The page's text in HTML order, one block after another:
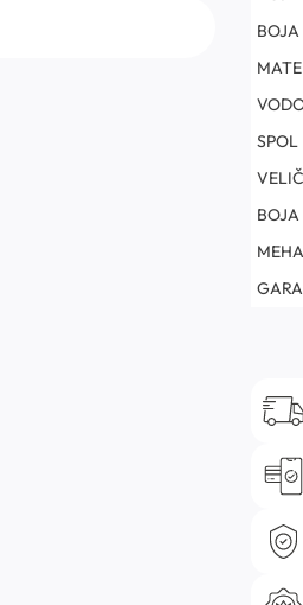
SPOL